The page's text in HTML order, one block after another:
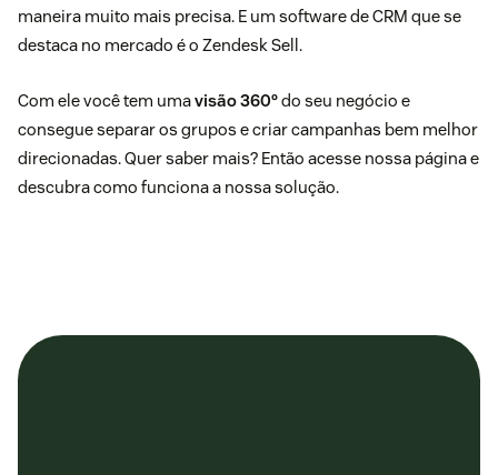
maneira muito mais precisa. E um software de CRM que se
destaca no mercado é o Zendesk Sell.
Com ele você tem umavisão 360ºdo seu negócio e
consegue separar os grupos e criar campanhas bem melhor
direcionadas. Quer saber mais? Então acesse nossa página e
descubra como funciona a nossa solução.